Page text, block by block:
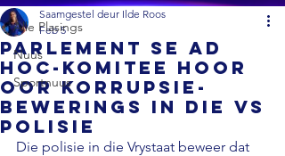
Alle Plasings
Nuus
Sportnuus
Parlement se ad
hoc-komitee hoor
oor korrupsie-
bewerings in die VS
polisie
Saamgestel deur Ilde Roos
Feb 5
Die polisie in die Vrystaat beweer dat